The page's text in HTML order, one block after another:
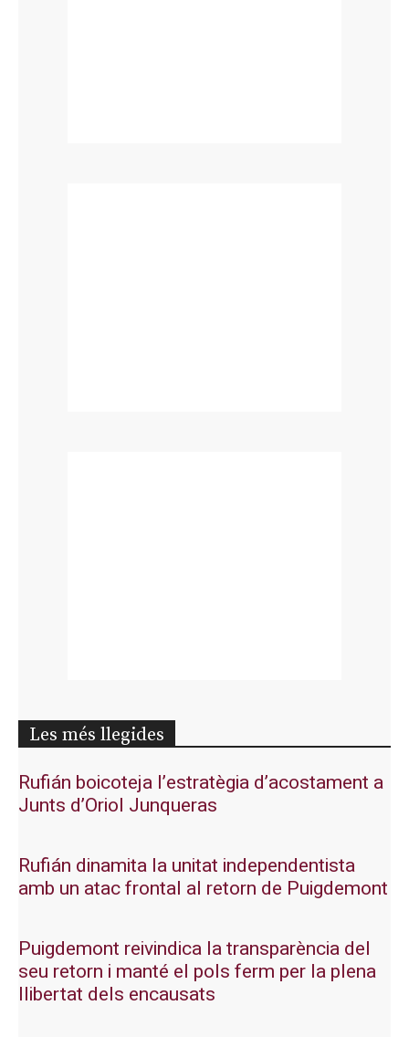
Les més llegides
Rufián boicoteja l’estratègia d’acostament a
Junts d’Oriol Junqueras
Rufián dinamita la unitat independentista
amb un atac frontal al retorn de Puigdemont
Puigdemont reivindica la transparència del
seu retorn i manté el pols ferm per la plena
llibertat dels encausats